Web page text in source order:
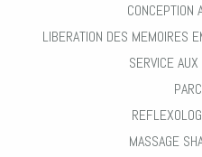
CONCEPTION
LIBERATION DES MEMOIRES
SERVICE
MASSAGE